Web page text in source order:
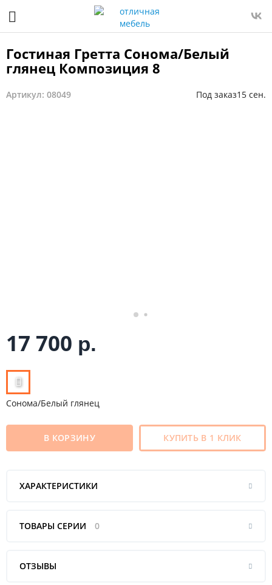
Гостиная Гретта Сонома/Белый
глянец Композиция 8
Артикул: 08049 Под заказ15 сен.
17 700 р.
Сонома/Белый глянец
В КОРЗИНУ КУПИТЬ В 1 КЛИК
ХАРАКТЕРИСТИКИ
ТОВАРЫ СЕРИИ 0
ОТЗЫВЫ